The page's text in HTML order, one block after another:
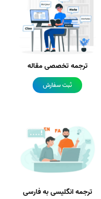
ترجمه تخصصی مقاله
ثبت سفارش
ترجمه انگلیسی به فارسی